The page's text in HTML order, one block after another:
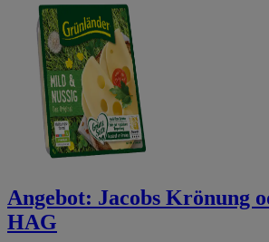
Angebot: Jacobs Krönung
HAG